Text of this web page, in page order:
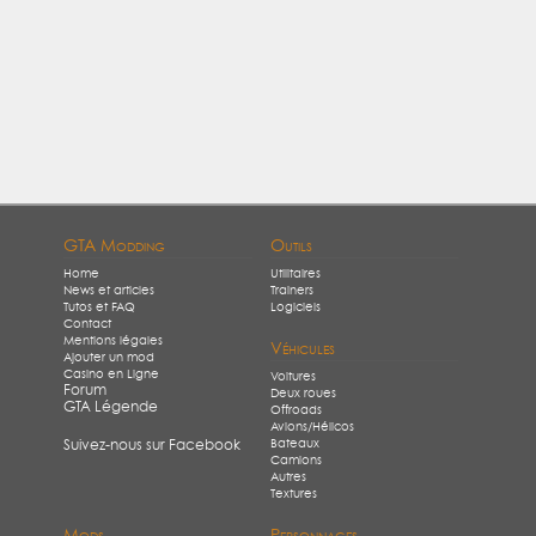
GTA Modding
Home
News et articles
Tutos et FAQ
Contact
Mentions légales
Ajouter un mod
Casino en Ligne
Forum
GTA Légende
Suivez-nous sur Facebook
Outils
Utilitaires
Trainers
Logiciels
Véhicules
Voitures
Deux roues
Offroads
Avions/Hélicos
Bateaux
Camions
Autres
Textures